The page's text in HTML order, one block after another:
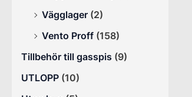
Vägglager (2)
Vento Proff (158)
Tillbehör till gasspis (9)
UTLOPP (10)